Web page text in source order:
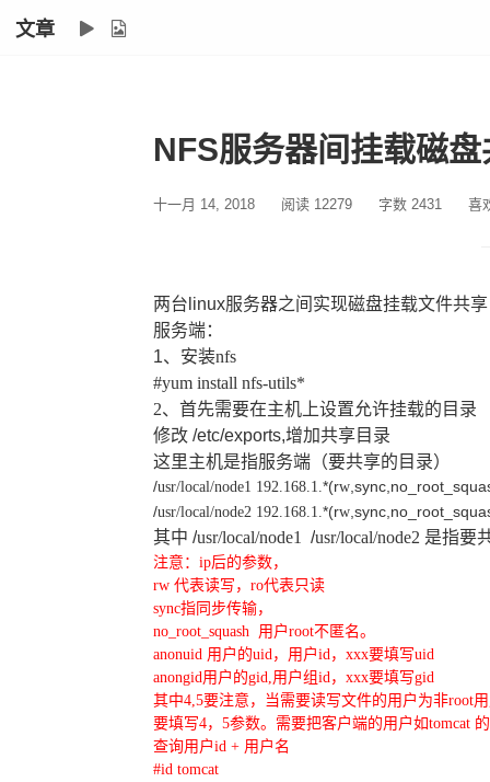
文章
NFS服务器间挂载磁
十一月 14, 2018 阅读 12279 字数 2431 喜
两台 linux服务器之间实现磁盘挂载文件共享
服务端：
1、 安装nfs
#yum install nfs-utils*
2、首先需要在主机上设置允许挂载的目录
修改 /etc/exports,增加共享目录
这里主机是指服务端（要共享的目录）
/usr/local/node1 192.168.1.*(rw
/usr/local/node2 192.168.1.*(rw
其中 /usr/local/node1 /usr/local/node2 是指要
注意： ip后的参数，
rw 代表读写， ro代表只读
sync指同步传输，
no_root_squash 用户root不匿名。
anonuid 用户的uid，用户id， xxx要填写uid
anongid用户的gid,用户组id， xxx要填写gid
其中4,5要注意，当需要读写文件的用户为非root
要填写4， 5参数。需要把客户端的用户如tomcat 的
查询用户id + 用户名
#id tomcat